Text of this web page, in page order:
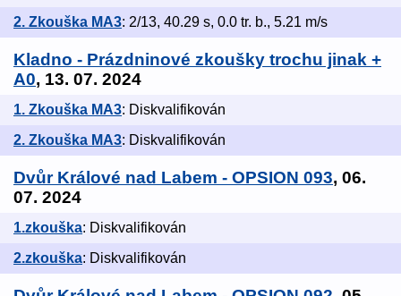
2. Zkouška MA3: 2/13, 40.29 s, 0.0 tr. b., 5.21 m/s
Kladno - Prázdninové zkoušky trochu jinak +
A0, 13. 07. 2024
1. Zkouška MA3: Diskvalifikován
2. Zkouška MA3: Diskvalifikován
Dvůr Králové nad Labem - OPSION 093, 06.
07. 2024
1.zkouška: Diskvalifikován
2.zkouška: Diskvalifikován